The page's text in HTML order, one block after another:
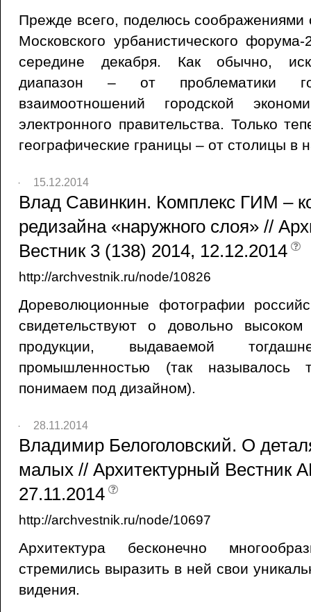
Прежде всего, поделюсь соображениями
Московского урбанистического
середине декабря. Как обычно,
диапазон – от проблематики
взаимоотношений городской
электронного правительства. Только
географические границы – от столицы в
15.12.2014
Влад Савинкин. Комплекс ГИМ –
редизайна «наружного слоя» //
Вестник 3 (138) 2014, 12.12.2014
http://archvestnik.ru/node/10826
Дореволюционные фотографии
свидетельствуют о довольно высоком
продукции, выдаваемой
промышленностью (так
понимаем под дизайном).
28.11.2014
Владимир Белоголовский. О
малых // Архитектурный Вестник
27.11.2014
http://archvestnik.ru/node/10697
Архитектура бесконечно
стремились выразить в ней свои
видения.